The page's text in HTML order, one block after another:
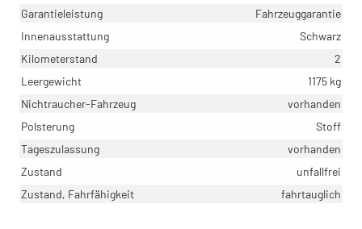
Garantieleistung
Fahrzeuggarantie
Innenausstattung
Schwarz
Kilometerstand
2
Leergewicht
1175 kg
Nichtraucher-Fahrzeug
vorhanden
Polsterung
Stoff
Tageszulassung
vorhanden
Zustand
unfallfrei
Zustand, Fahrfähigkeit
fahrtauglich